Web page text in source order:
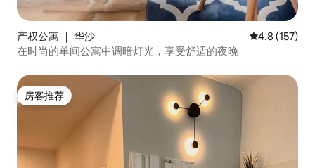
产权公寓 ｜ 华沙 平均评分 4.8
4.8 (157)
在时尚的单间公寓中调暗灯光，享受舒适的夜晚
房客推荐
房客推荐